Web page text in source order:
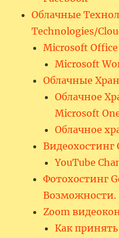
Облачные
Technologies/
Microsoft
Microsoft
Облачные
Облачное
Microsoft
Облачное
Видеохостинг
YouTube
Фотохостинг
Возможности.
Zoom
Как